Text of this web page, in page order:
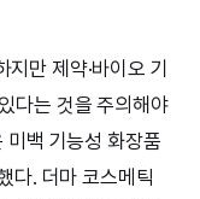
만 제약·바이오 기
다는 것을 주의해야
백 기능성 화장품
다. 더마 코스메틱